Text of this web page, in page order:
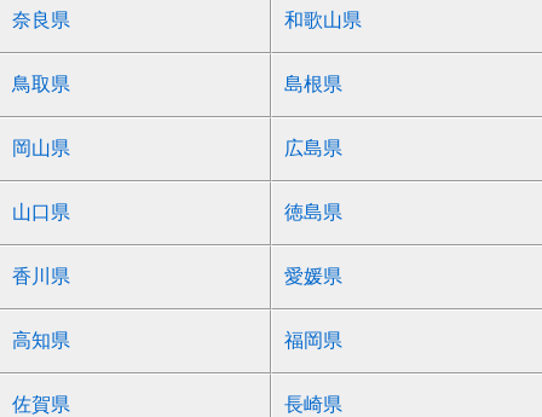
奈良県 和歌山県
鳥取県 島根県
岡山県 広島県
山口県 徳島県
香川県 愛媛県
高知県 福岡県
佐賀県 長崎県